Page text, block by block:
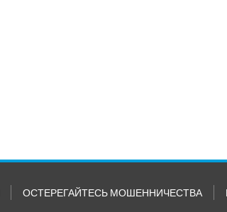
ОСТЕРЕГАЙТЕСЬ МОШЕННИЧЕСТВА